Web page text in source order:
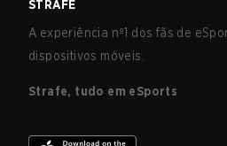
STRAFE
A experiência nº1 dos fãs de
dispositivos móveis.
Strafe, tudo em eSports